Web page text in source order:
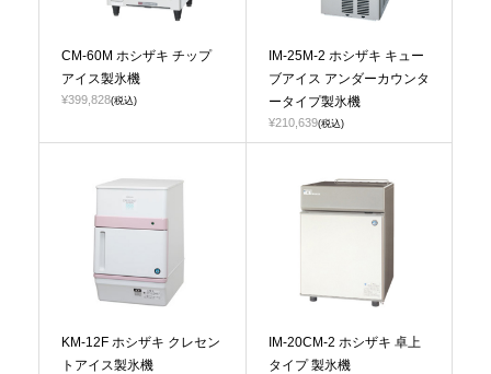
CM-60M ホシザキ チップ
アイス製氷機
¥399,828(税込)
IM-25M-2 ホシザキ キュー
ブアイス アンダーカウンタ
ータイプ製氷機
¥210,639(税込)
KM-12F ホシザキ クレセン
トアイス製氷機
IM-20CM-2 ホシザキ 卓上
タイプ 製氷機